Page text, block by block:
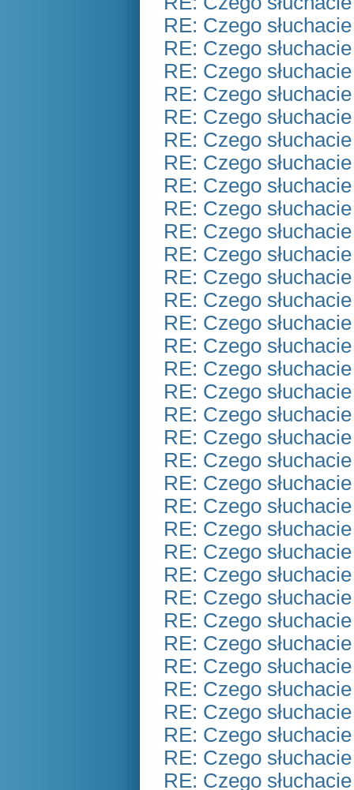
RE: Czego
RE: Czego
RE: Czego
RE: Czego
RE: Czego
RE: Czego
RE: Czego
RE: Czego
RE: Czego
RE: Czego
RE: Czego
RE: Czego
RE: Czego
RE: Czego
RE: Czego
RE: Czego
RE: Czego
RE: Czego
RE: Czego
RE: Czego
RE: Czego
RE: Czego
RE: Czego
RE: Czego
RE: Czego
RE: Czego
RE: Czego
RE: Czego
RE: Czego
RE: Czego
RE: Czego
RE: Czego
RE: Czego
RE: Czego